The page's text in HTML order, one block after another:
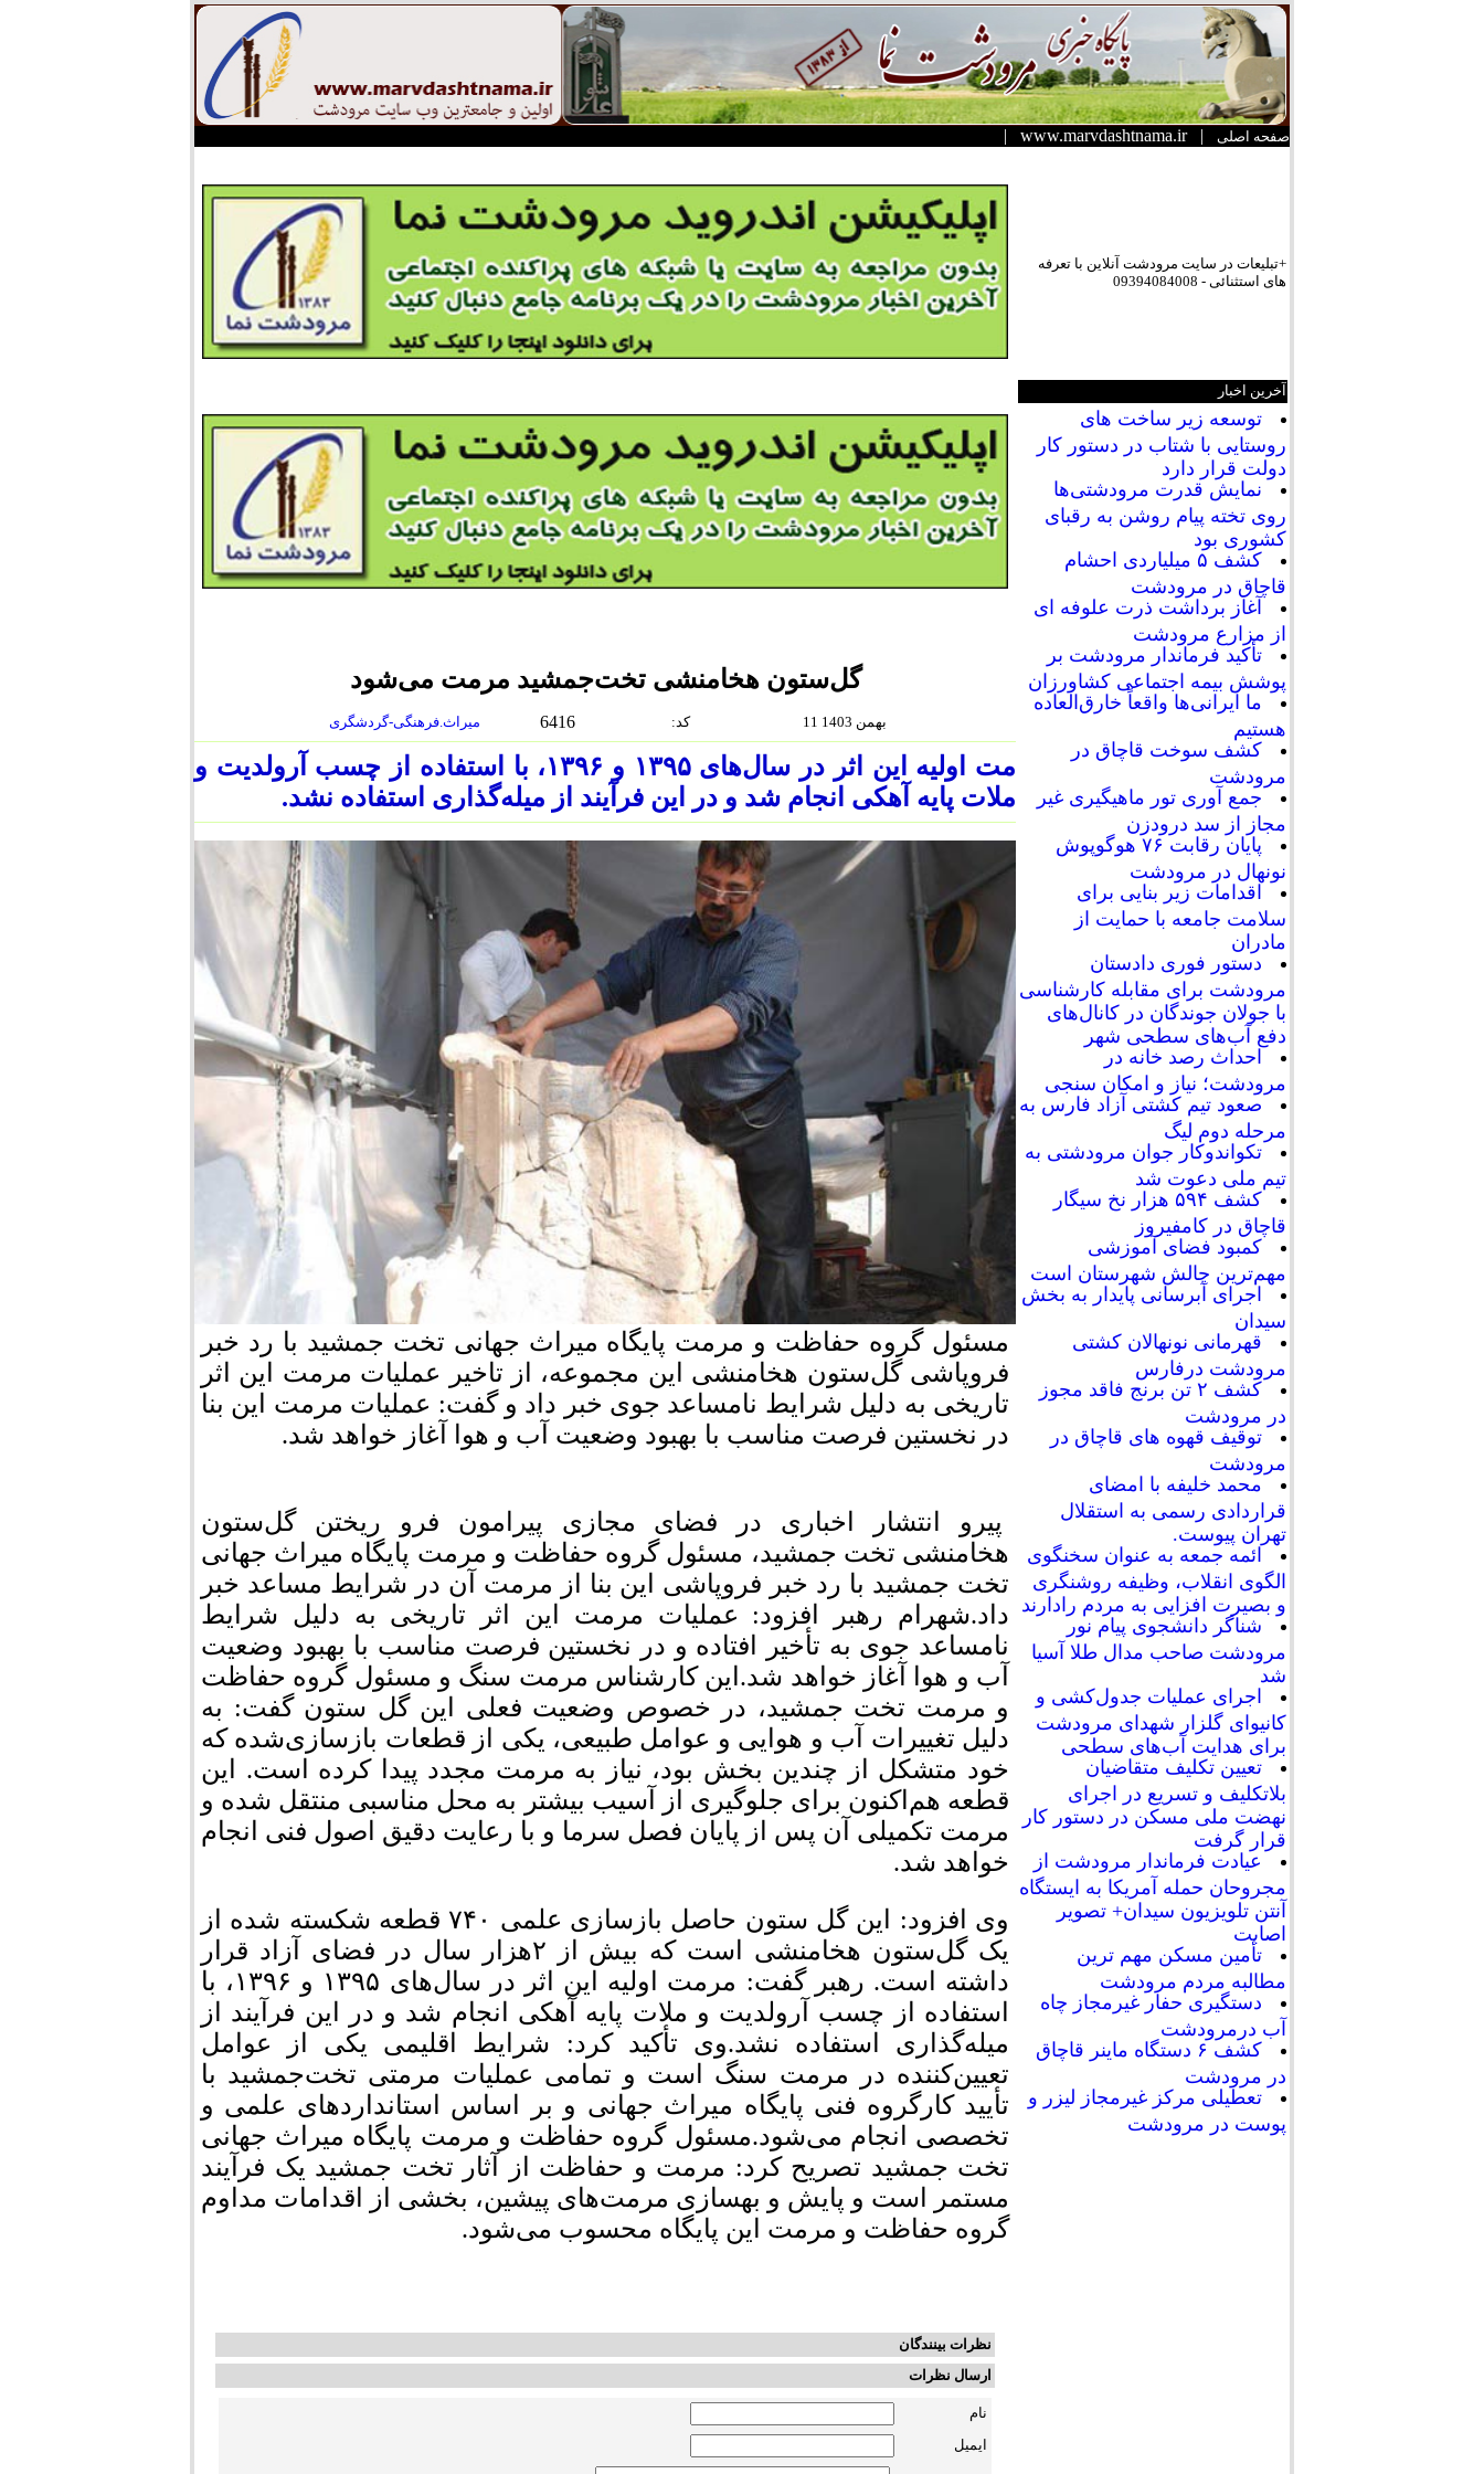
صفحه اصلی |
www.marvdashtnama.ir
|
+تبلیعات در سایت مرودشت آنلاین با تعرفه
های استثنائی - 09394084008
آخرین اخبار
توسعه زیر ساخت های
روستایی با شتاب در دستور کار
دولت قرار دارد
نمایش قدرت مرودشتی‌ها
روی تخته پیام روشن به رقبای
کشوری بود
کشف ۵ میلیاردی احشام
قاچاق در مرودشت
آغاز برداشت ذرت علوفه ای
از مزارع مرودشت
تأکید فرماندار مرودشت بر
پوشش بیمه اجتماعی کشاورزان
ما ایرانی‌ها واقعاً خارق‌العاده
هستیم
کشف سوخت قاچاق در
مرودشت
جمع آوری تور ماهیگیری غیر
مجاز از سد درودزن
پایان رقابت‌ ۷۶ هوگوپوش
نونهال در مرودشت
اقدامات زیر بنایی برای
سلامت جامعه با حمایت از
مادران
دستور فوری دادستان
مرودشت برای مقابله کارشناسی
با جولان جوندگان در کانال‌های
دفع آب‌های سطحی شهر
احداث رصد خانه در
مرودشت؛ نیاز و امکان سنجی
صعود تیم کشتی آزاد فارس به
مرحله دوم لیگ
تکواندوکار جوان مرودشتی به
تیم ملی دعوت شد
کشف ۵۹۴ هزار نخ سیگار
قاچاق در کامفیروز
کمبود فضای آموزشی
مهم‌ترین چالش شهرستان است
اجرای آبرسانی پایدار به بخش
سیدان
قهرمانی نونهالان کشتی
مرودشت درفارس
کشف ۲ تن برنج فاقد مجوز
در مرودشت
توقیف قهوه های قاچاق در
مرودشت
محمد خلیفه با امضای
قراردادی رسمی به استقلال
تهران پیوست.
ائمه جمعه به عنوان سخنگوی
الگوی انقلاب، وظیفه روشنگری
و بصیرت افزایی به مردم رادارند
شناگر دانشجوی پیام نور
مرودشت صاحب مدال طلا آسیا
شد
اجرای عملیات جدول‌کشی و
کانیوای گلزار شهدای مرودشت
برای هدایت آب‌های سطحی
تعیین تکلیف متقاضیان
بلاتکلیف و تسریع در اجرای
نهضت ملی مسکن در دستور کار
قرار گرفت
عیادت فرماندار مرودشت از
مجروحان حمله آمریکا به ایستگاه
آنتن تلویزیون سیدان+ تصویر
اصابت
تأمین مسکن مهم ترین
مطالبه مردم مرودشت
دستگیری حفار غیرمجاز چاه
آب درمرودشت
کشف ۶ دستگاه ماینر قاچاق
در مرودشت
تعطیلی مرکز غیرمجاز لیزر و
پوست در مرودشت
گل‌ستون هخامنشی تخت‌جمشید مرمت می‌شود
6416 :كد 11 بهمن 1403
مت اولیه این اثر در سال‌های ۱۳۹۵ و ۱۳۹۶، با استفاده از چسب آرولدیت و
ملات پایه آهکی انجام شد و در این فرآیند از میله‌گذاری استفاده نشد.
مسئول گروه حفاظت و مرمت پایگاه میراث جهانی تخت جمشید با رد خبر
فروپاشی گل‌ستون هخامنشی این مجموعه، از تاخیر عملیات مرمت این اثر
تاریخی به دلیل شرایط نامساعد جوی خبر داد و گفت: عملیات مرمت این بنا
در نخستین فرصت مناسب با بهبود وضعیت آب و هوا آغاز خواهد شد.
پیرو انتشار اخباری در فضای مجازی پیرامون فرو ریختن گل‌ستون
هخامنشی تخت جمشید، مسئول گروه حفاظت و مرمت پایگاه میراث جهانی
تخت جمشید با رد خبر فروپاشی این بنا از مرمت آن در شرایط مساعد خبر
داد.شهرام رهبر افزود: عملیات مرمت این اثر تاریخی به دلیل شرایط
نامساعد جوی به تأخیر افتاده و در نخستین فرصت مناسب با بهبود وضعیت
آب و هوا آغاز خواهد شد.این کارشناس مرمت سنگ و مسئول گروه حفاظت
و مرمت تخت جمشید، در خصوص وضعیت فعلی این گل ستون گفت: به
دلیل تغییرات آب و هوایی و عوامل طبیعی، یکی از قطعات بازسازی‌شده که
خود متشکل از چندین بخش بود، نیاز به مرمت مجدد پیدا کرده است. این
قطعه هم‌اکنون برای جلوگیری از آسیب بیشتر به محل مناسبی منتقل شده و
مرمت تکمیلی آن پس از پایان فصل سرما و با رعایت دقیق اصول فنی انجام
خواهد شد.
وی افزود: این گل ستون حاصل بازسازی علمی ۷۴۰ قطعه شکسته شده از
یک گل‌ستون هخامنشی است که بیش از ۲‌هزار سال در فضای آزاد قرار
داشته‌ است. رهبر گفت: مرمت اولیه این اثر در سال‌های ۱۳۹۵ و ۱۳۹۶، با
استفاده از چسب آرولدیت و ملات پایه آهکی انجام شد و در این فرآیند از
میله‌گذاری استفاده نشد.وی تأکید کرد: شرایط اقلیمی یکی از عوامل
تعیین‌کننده در مرمت سنگ است و تمامی عملیات مرمتی تخت‌جمشید با
تأیید کارگروه فنی پایگاه میراث جهانی و بر اساس استانداردهای علمی و
تخصصی انجام می‌شود.مسئول گروه حفاظت و مرمت پایگاه میراث جهانی
تخت جمشید تصریح کرد: مرمت و حفاظت از آثار تخت جمشید یک فرآیند
مستمر است و پایش و بهسازی مرمت‌های پیشین، بخشی از اقدامات مداوم
گروه حفاظت و مرمت این پایگاه محسوب می‌شود.
نظرات بینندگان
ارسال نظرات
نام
ایمیل